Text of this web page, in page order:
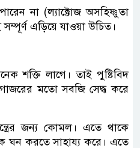
না (ল্যাক্টোজ অসহিষ্ণুতা
এড়িয়ে যাওয়া উচিত।
শক্তি লাগে। তাই পুষ্টিবিদ
গাজরের মতো সবজি সেদ্ধ করে
জন্য কোমল। এতে থাকে
ঘন করতে সাহায্য করে। এতে